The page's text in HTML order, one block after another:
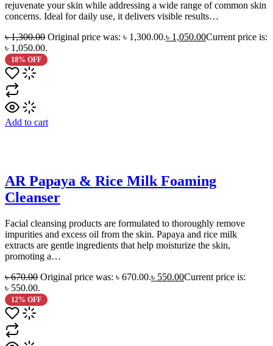
rejuvenate your skin while addressing a wide range of common skin
concerns. Ideal for daily use, it delivers visible results…
৳1,300.00 Original price was: ৳ 1,300.00.৳ 1,050.00Current price is:
৳ 1,050.00.
18% OFF
Add to cart
AR Papaya & Rice Milk Foaming
Cleanser
Facial cleansing products are formulated to thoroughly remove
impurities and excess oil from the skin. Papaya and rice milk
extracts are gentle ingredients that help moisturize the skin,
promoting a…
৳670.00 Original price was: ৳ 670.00.৳ 550.00Current price is:
৳ 550.00.
12% OFF